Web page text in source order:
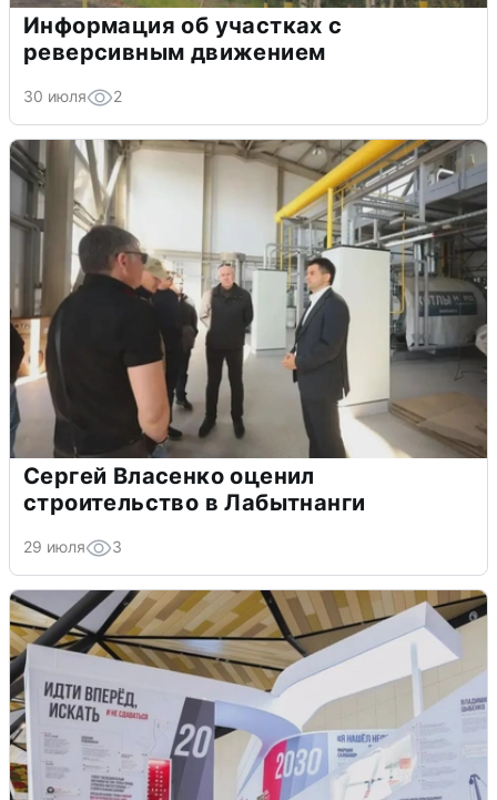
Информация об участках с
реверсивным движением
30 июля 2
Сергей Власенко оценил
строительство в Лабытнанги
29 июля 3